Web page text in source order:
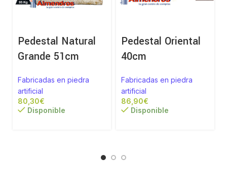
Pedestal Natural
Grande 51cm
Fabricadas en piedra
artificial
€
Disponible
Pedestal Oriental
40cm
Fabricadas en piedra
artificial
€
Disponible